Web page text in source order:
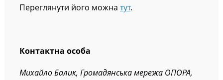
Переглянути його можна тут.
Контактна особа
Михайло Балик, Громадянська мережа ОПОРА,